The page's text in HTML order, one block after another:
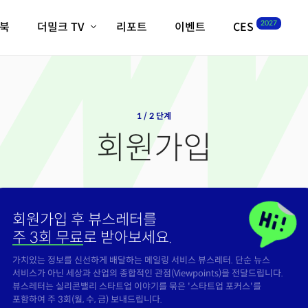
더밀크 TV
크리스의 뉴욕 시그널
밸리토크
리포트 이벤트 CES 2027
1 / 2 단계
회원가입
회원가입 후 뷰스레터를
주 3회 무료로 받아보세요.
가치있는 정보를 신선하게 배달하는 메일링 서비스 뷰스레터. 단순 뉴스
서비스가 아닌 세상과 산업의 종합적인 관점(Viewpoints)을 전달드립니다.
뷰스레터는 실리콘밸리 스타트업 이야기를 묶은 '스타트업 포커스'를
포함하여 주 3회(월, 수, 금) 보내드립니다.